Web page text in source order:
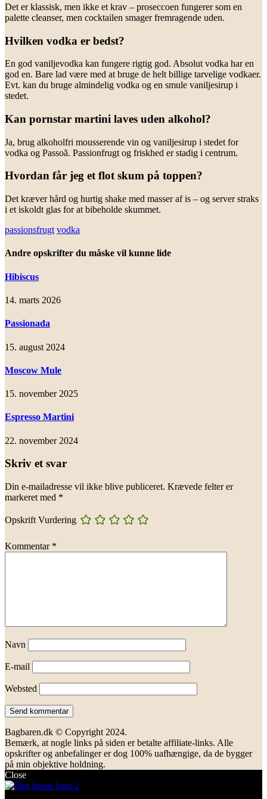
Det er klassisk, men ikke et krav – proseccoen fungerer som en
palette cleanser, men cocktailen smager fremragende uden.
Hvilken vodka er bedst?
En god vaniljevodka kan fungere rigtig god. Absolut vodka har en
god en. Bare lad være med at bruge de helt billige tarvelige vodkaer.
Evt. kan du bruge almindelig vodka og en smule vaniljesirup i
stedet.
Kan pornstar martini laves uden alkohol?
Ja, brug alkoholfri mousserende vin og vaniljesirup i stedet for
vodka og Passoã. Passionfrugt og friskhed er stadig i centrum.
Hvordan får jeg et flot skum på toppen?
Det kræver hård og hurtig shake med masser af is – og server straks
i et iskoldt glas for at bibeholde skummet.
passionsfrugt vodka
Andre opskrifter du måske vil kunne lide
Hibiscus
14. marts 2026
Passionada
15. august 2024
Moscow Mule
15. november 2025
Espresso Martini
22. november 2024
Skriv et svar
Din e-mailadresse vil ikke blive publiceret. Krævede felter er
markeret med *
Opskrift Vurdering
Kommentar *
Navn
E-mail
Websted
Bagbaren.dk © Copyright 2024.
Bemærk, at nogle links på siden er betalte affiliate-links. Alle
opskrifter og anbefalinger er dog 100% uafhængige, da de bygger
på min objektive holdning.
Close